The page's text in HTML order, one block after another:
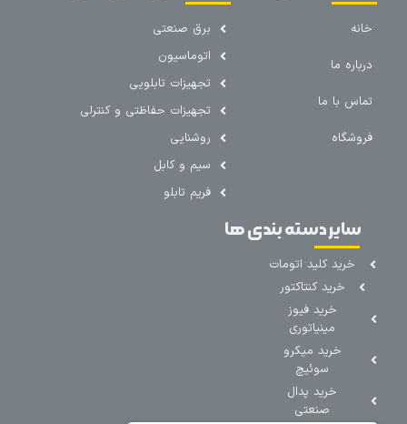
خانه
درباره ما
تماس با ما
فروشگاه
برق صنعتی
اتوماسیون
تجهیزات تابلویی
تجهیزات حفاظتی و کنترلی
روشنایی
سیم و کابل
فریم تابلو
سایر دسته بندی ها
خرید کلید اتومات
خرید کنتاکتور
خرید فیوز
مینیاتوری
خرید میکرو
سوئیچ
خرید پدال
صنعتی